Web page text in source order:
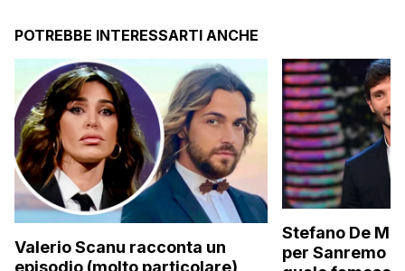
POTREBBE INTERESSARTI ANCHE
Valerio Scanu racconta un
Stefano De
per Sanremo